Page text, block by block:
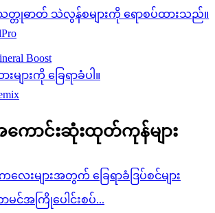
တ္တုဓာတ် သဲလွန်စများကို ရောစပ်ထားသည်။
Boost
ျားကို ခြေရာခံပါ။
ကောင်းဆုံးထုတ်ကုန်များ